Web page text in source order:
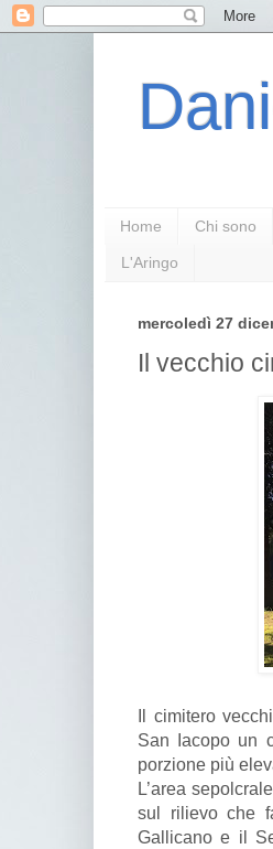
Home Chi sono
L'Aringo
mercoledì 27
Il vecchio
Il cimitero
San Iacopo un
porzione più
L’area
sul rilievo che
Gallicano e il